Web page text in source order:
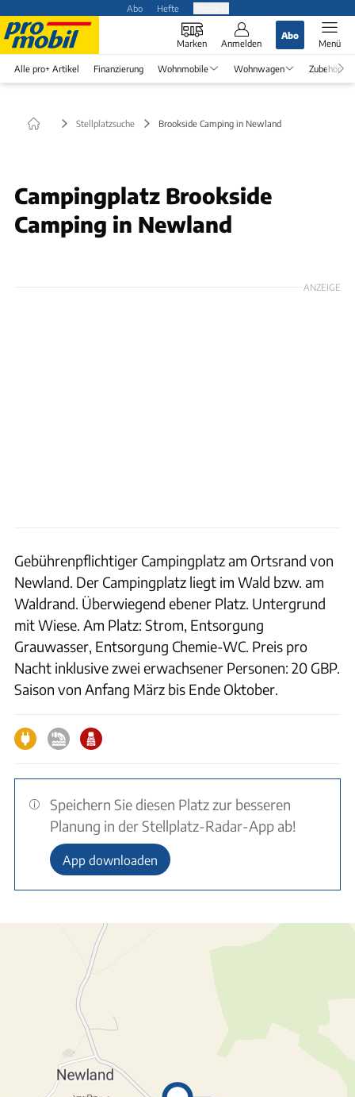
Abo Hefte
Marken Anmelden
Abo
Menü
Alle pro+ Artikel Finanzierung Wohnmobile Wohnwagen Zubehör
Stellplatzsuche Brookside Camping in Newland
Campingplatz Brookside
Camping in Newland
ANZEIGE
Gebührenpflichtiger Campingplatz am Ortsrand von
Newland. Der Campingplatz liegt im Wald bzw. am
Waldrand. Überwiegend ebener Platz. Untergrund
mit Wiese. Am Platz: Strom, Entsorgung
Grauwasser, Entsorgung Chemie-WC. Preis pro
Nacht inklusive zwei erwachsener Personen: 20 GBP.
Saison von Anfang März bis Ende Oktober.
Speichern Sie diesen Platz zur besseren
Planung in der Stellplatz-Radar-App ab!
App downloaden